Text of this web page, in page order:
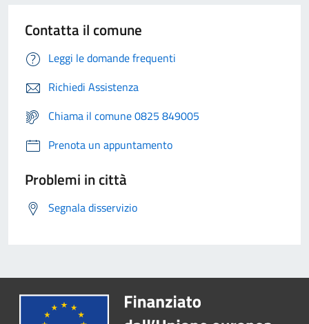
Contatta il comune
Leggi le domande frequenti
Richiedi Assistenza
Chiama il comune 0825 849005
Prenota un appuntamento
Problemi in città
Segnala disservizio